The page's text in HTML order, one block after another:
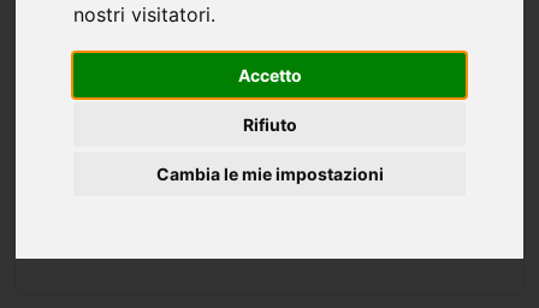
nostri visitatori.
Accetto
Rifiuto
Cambia le mie impostazioni